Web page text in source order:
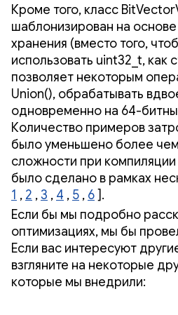
Кроме того, класс
шаблонизирован на основе
хранения (вместо того,
использовать uint32_t, как
позволяет некоторым
Union(), обрабатывать
одновременно на 64-
Количество примеров
было уменьшено более
сложности при
было сделано в рамках
1 , 2 ,3 , 4 , 5 , 6].
Если бы мы подробно
оптимизациях, мы бы
Если вас интересуют
взгляните на некоторые
которые мы внедрили: